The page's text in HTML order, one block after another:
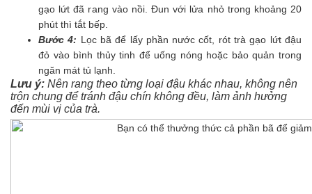
gạo lứt đã rang vào nồi. Đun với lửa nhỏ trong khoảng 20
phút thì tắt bếp.
Bước 4: Lọc bã để lấy phần nước cốt, rót trà gạo lứt đậu
đỏ vào bình thủy tinh để uống nóng hoặc bảo quản trong
ngăn mát tủ lạnh.
Lưu ý: Nên rang theo từng loại đậu khác nhau, không nên
trộn chung để tránh đậu chín không đều, làm ảnh hưởng
đến mùi vị của trà.